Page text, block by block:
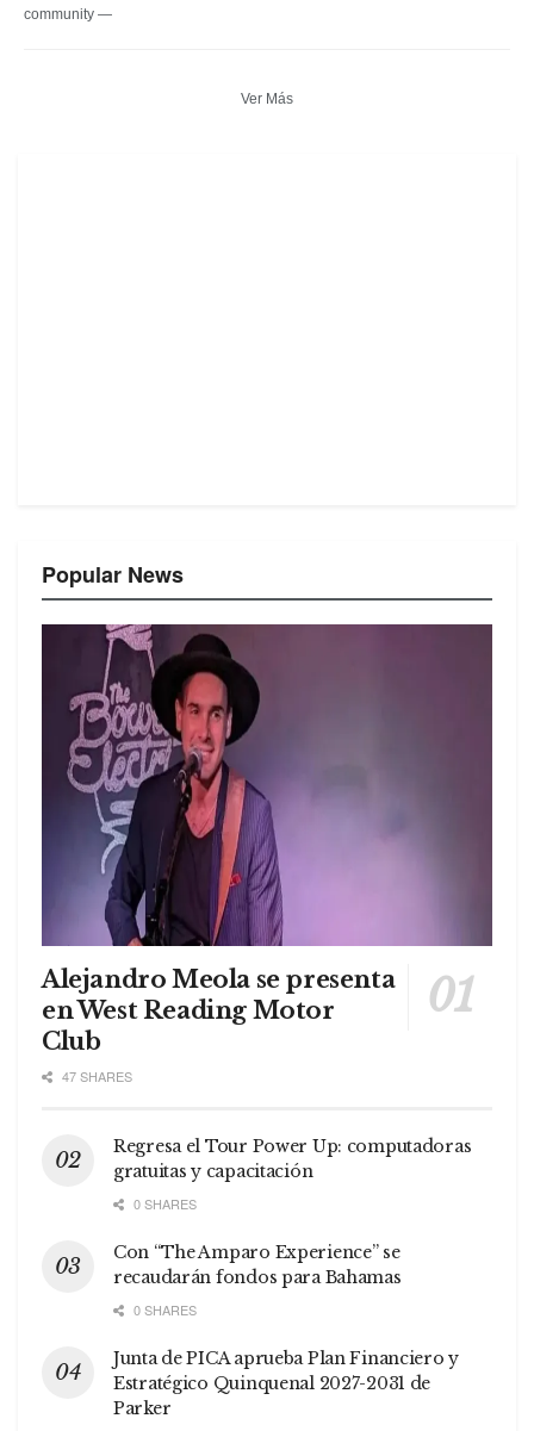
community —
Ver Más
Popular News
Alejandro Meola se presenta
en West Reading Motor
Club
47 SHARES
Regresa el Tour Power Up: computadoras
gratuitas y capacitación
0 SHARES
Con “The Amparo Experience” se
recaudarán fondos para Bahamas
0 SHARES
Junta de PICA aprueba Plan Financiero y
Estratégico Quinquenal 2027-2031 de
Parker